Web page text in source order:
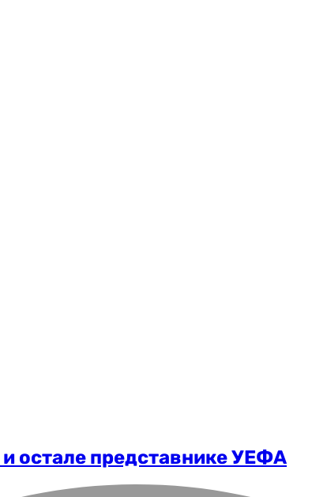
остале представнике УЕФА